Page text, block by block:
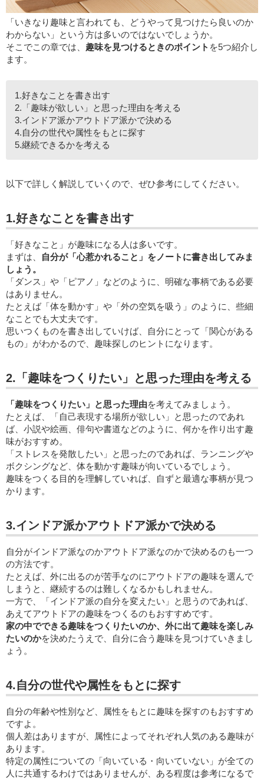
「いきなり趣味と言われても、どうやって見つけたら良いのか
わからない」という方は多いのではないでしょうか。
そこでこの章では、 趣味を見つけるときのポイント を5つ紹介し
ます。
1.好きなことを書き出す
2.「趣味が欲しい」と思った理由を考える
3.インドア派かアウトドア派かで決める
4.自分の世代や属性をもとに探す
5.継続できるかを考える
以下で詳しく解説していくので、ぜひ参考にしてください。
1.好きなことを書き出す
「好きなこと」が趣味になる人は多いです。
まずは、
自分が「心惹かれること」をノートに書き出してみま
しょう。
「ダンス」や「ピアノ」などのように、明確な事柄である必要
はありません。
たとえば「体を動かす」や「外の空気を吸う」のように、些細
なことでも大丈夫です。
思いつくものを書き出していけば、自分にとって「関心がある
もの」がわかるので、趣味探しのヒントになります。
2.「趣味をつくりたい」と思った理由を考える
「趣味をつくりたい」と思った理由を考えてみましょう。
たとえば、「自己表現する場所が欲しい」と思ったのであれ
ば、小説や絵画、俳句や書道などのように、何かを作り出す趣
味がおすすめ。
「ストレスを発散したい」と思ったのであれば、ランニングや
ボクシングなど、体を動かす趣味が向いているでしょう。
趣味をつくる目的を理解していれば、自ずと最適な事柄が見つ
かります。
3.インドア派かアウトドア派かで決める
自分がインドア派なのかアウトドア派なのかで決めるのも一つ
の方法です。
たとえば、外に出るのが苦手なのにアウトドアの趣味を選んで
しまうと、継続するのは難しくなるかもしれません。
一方で、「インドア派の自分を変えたい」と思うのであれば、
あえてアウトドアの趣味をつくるのもおすすめです。
家の中でできる趣味をつくりたいのか、外に出て趣味を楽しみ
たいのかを決めたうえで、自分に合う趣味を見つけていきまし
ょう。
4.自分の世代や属性をもとに探す
自分の年齢や性別など、属性をもとに趣味を探すのもおすすめ
ですよ。
個人差はありますが、属性によってそれぞれ人気のある趣味が
あります。
特定の属性についての「向いている・向いていない」が全ての
人に共通するわけではありませんが、ある程度は参考になるで